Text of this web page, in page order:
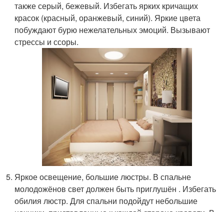
также серый, бежевый. Избегать ярких кричащих
красок (красный, оранжевый, синий). Яркие цвета
побуждают бурю нежелательных эмоций. Вызывают
стрессы и ссоры.
Яркое освещение, большие люстры. В спальне
молодожёнов свет должен быть приглушён . Избегать
обилия люстр. Для спальни подойдут небольшие